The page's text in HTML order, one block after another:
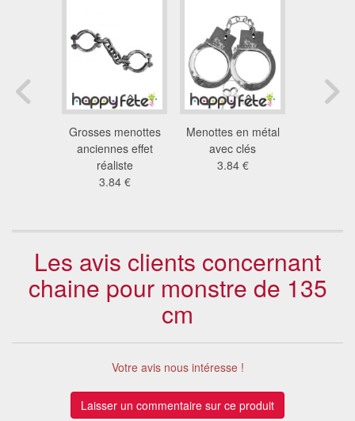
Grosses menottes
anciennes effet
réaliste
3.84 €
Menottes en métal
avec clés
3.84 €
Les avis clients concernant
chaine pour monstre de 135
cm
Votre avis nous intéresse !
Laisser un commentaire sur ce produit